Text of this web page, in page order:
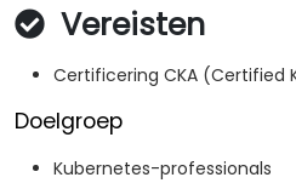
Vereisten
Certificering CKA (Certified
Doelgroep
Kubernetes-professionals